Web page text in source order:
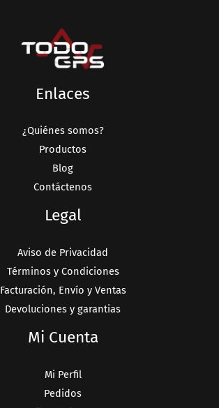
Enlaces
¿Quiénes somos?
Productos
Blog
Contáctenos
Legal
Aviso de Privacidad
Términos y Condiciones
Facturación, Envío y Ventas
Devoluciones y garantias
Mi Cuenta
Mi Perfil
Pedidos